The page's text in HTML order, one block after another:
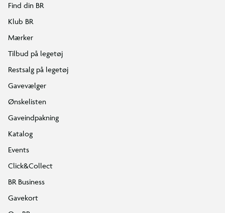
Find din BR
Klub BR
Mærker
Tilbud på legetøj
Restsalg på legetøj
Gavevælger
Ønskelisten
Gaveindpakning
Katalog
Events
Click&Collect
BR Business
Gavekort